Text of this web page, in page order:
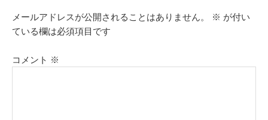
メールアドレスが公開されることはありません。 ※ が付い
ている欄は必須項目です
コメント ※